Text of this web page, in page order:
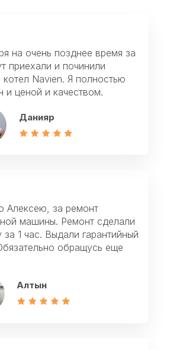
Алексею, за ремонт
машины. Ремонт сделали
1 час. Выдали гарантийный
обращусь еще
на очень позднее время за
приехали и починили
котел Navien. Я полностью
и ценой и качеством.
Алтын
Данияр
работа мастера Виктора, он
электроплиты и ремонт
Спасибо за быстрый сервис.
всем!
заявку на сайте на ремонт
и через 40 минут
мастер из Profi911. У мастера
опыт. Ремонтом я доволен.
Фархат
Корганбек
ремонт варочной панели. Не
что приедут так быстро.
причину поломки и
Спасибо
за ремонт кондиционера.
быстро и как пенсионеру
скидку. Теперь кондиционер
работает четко.
Айзада
Максим